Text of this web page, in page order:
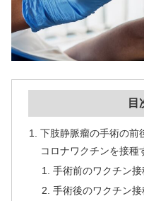
目
下肢静脈瘤の手術の前
コロナワクチンを接種
手術前のワクチン
手術後のワクチン